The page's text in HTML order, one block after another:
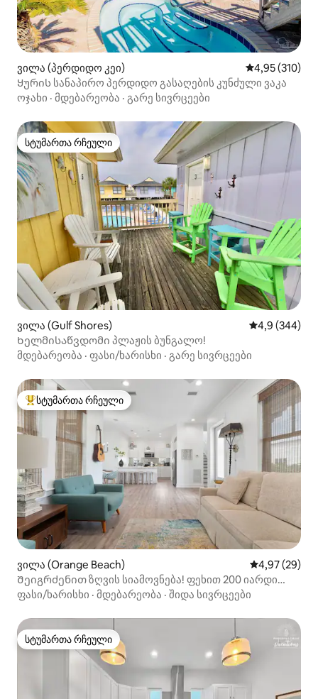
ვილა (პერდიდო კეი) საშუალო
4,95 (310)
Ყურის სანაპირო პერდიდო გასაღების კუნძული ვაკა
ოჯახი · მდებარეობა · გარე სივრცეები
სტუმართა რჩეული
სტუმართა რჩეული
ვილა (Gulf Shores) საშუალო
4,9 (344)
Ხელმისაწვდომი პლაჟის ბუნგალო!
მდებარეობა · ფასი/ხარისხი · გარე სივრცეები
სტუმართა რჩეული მოწინავე ვარიანტი
სტუმართა რჩეული
ვილა (Orange Beach) საშუალო
4,97 (29)
Შეიგრძენით ზღვის სიამოვნება! ფეხით 200 იარდი
პლაჟამდე!
ფასი/ხარისხი · მდებარეობა · შიდა სივრცეები
სტუმართა რჩეული
სტუმართა რჩეული